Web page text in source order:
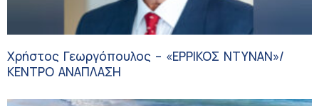
Χρήστος Γεωργόπουλος – «ΕΡΡΙΚΟΣ ΝΤΥΝΑΝ»/
ΚΕΝΤΡΟ ΑΝΑΠΛΑΣΗ